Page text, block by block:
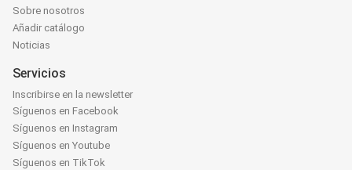
Sobre nosotros
Añadir catálogo
Noticias
Servicios
Inscribirse en la newsletter
Síguenos en Facebook
Síguenos en Instagram
Síguenos en Youtube
Síguenos en TikTok